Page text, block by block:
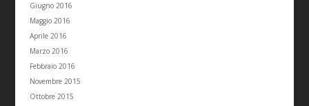
Giugno 2016
Maggio 2016
Aprile 2016
Marzo 2016
Febbraio 2016
Novembre 2015
Ottobre 2015